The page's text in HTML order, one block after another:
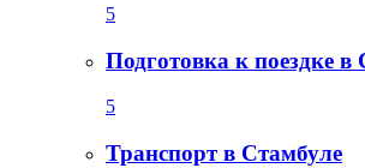
5
Подготовка к поездке в
5
Транспорт в Стамбуле